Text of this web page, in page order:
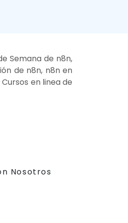
Semana de n8n,
de n8n, n8n en
en linea de
Nosotros